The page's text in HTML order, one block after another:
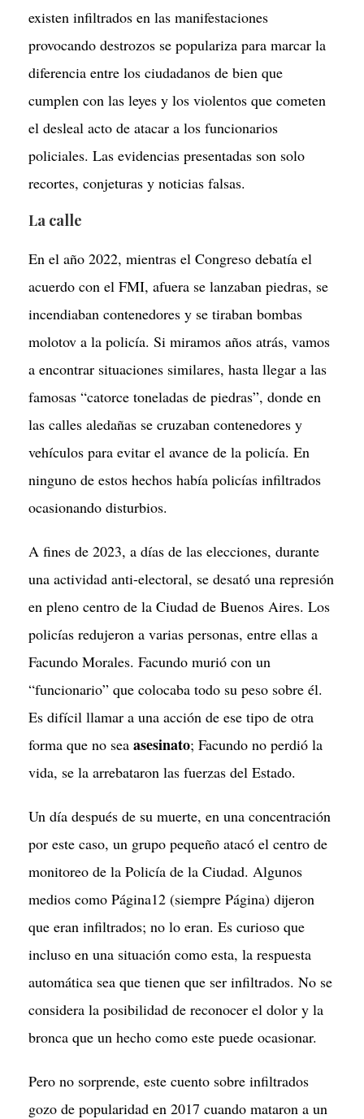
existen infiltrados en las manifestaciones
provocando destrozos se populariza para marcar la
diferencia entre los ciudadanos de bien que
cumplen con las leyes y los violentos que cometen
el desleal acto de atacar a los funcionarios
policiales. Las evidencias presentadas son solo
recortes, conjeturas y noticias falsas.
La calle
En el año 2022, mientras el Congreso debatía el
acuerdo con el FMI, afuera se lanzaban piedras, se
incendiaban contenedores y se tiraban bombas
molotov a la policía. Si miramos años atrás, vamos
a encontrar situaciones similares, hasta llegar a las
famosas “catorce toneladas de piedras”, donde en
las calles aledañas se cruzaban contenedores y
vehículos para evitar el avance de la policía. En
ninguno de estos hechos había policías infiltrados
ocasionando disturbios.
A fines de 2023, a días de las elecciones, durante
una actividad anti-electoral, se desató una represión
en pleno centro de la Ciudad de Buenos Aires. Los
policías redujeron a varias personas, entre ellas a
Facundo Morales. Facundo murió con un
“funcionario” que colocaba todo su peso sobre él.
Es difícil llamar a una acción de ese tipo de otra
forma que no sea asesinato; Facundo no perdió la
vida, se la arrebataron las fuerzas del Estado.
Un día después de su muerte, en una concentración
por este caso, un grupo pequeño atacó el centro de
monitoreo de la Policía de la Ciudad. Algunos
medios como Página12 (siempre Página) dijeron
que eran infiltrados; no lo eran. Es curioso que
incluso en una situación como esta, la respuesta
automática sea que tienen que ser infiltrados. No se
considera la posibilidad de reconocer el dolor y la
bronca que un hecho como este puede ocasionar.
Pero no sorprende, este cuento sobre infiltrados
gozo de popularidad en 2017 cuando mataron a un